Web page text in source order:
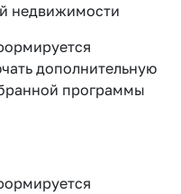
недвижимости
дополнительную
программы